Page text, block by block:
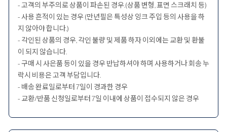
- 고객의 부주의로 상품이 파손된 경우.(상품 변형, 표면 스크래치 등)
- 사용 흔적이 있는 경우 (만년필은 특성상 잉크 주입 등의 사용을 하
지 않아야 합니다.)
- 각인된 상품의 경우, 각인 불량 및 제품 하자 이외에는 교환 및 환불
이 되지 않습니다.
- 구매 시 사은품 등이 있을 경우 반납하셔야 하며 사용하거나 회송 누
락시 비용은 고객 부담입니다.
- 배송 완료일로부터 7일이 경과한 경우
- 교환/반품 신청일로부터 7일 이내에 상품이 접수되지 않은 경우